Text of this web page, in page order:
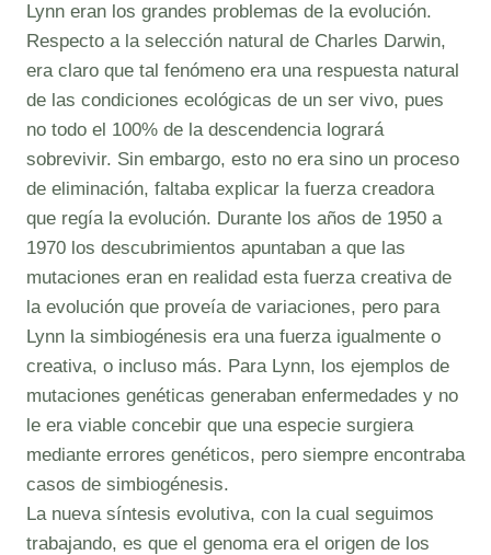
Lynn eran los grandes problemas de la evolución.
Respecto a la selección natural de Charles Darwin,
era claro que tal fenómeno era una respuesta natural
de las condiciones ecológicas de un ser vivo, pues
no todo el 100% de la descendencia logrará
sobrevivir. Sin embargo, esto no era sino un proceso
de eliminación, faltaba explicar la fuerza creadora
que regía la evolución. Durante los años de 1950 a
1970 los descubrimientos apuntaban a que las
mutaciones eran en realidad esta fuerza creativa de
la evolución que proveía de variaciones, pero para
Lynn la simbiogénesis era una fuerza igualmente o
creativa, o incluso más. Para Lynn, los ejemplos de
mutaciones genéticas generaban enfermedades y no
le era viable concebir que una especie surgiera
mediante errores genéticos, pero siempre encontraba
casos de simbiogénesis.
La nueva síntesis evolutiva, con la cual seguimos
trabajando, es que el genoma era el origen de los